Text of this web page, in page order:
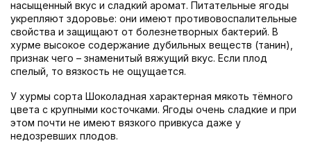
насыщенный вкус и сладкий аромат. Питательные ягоды
укрепляют здоровье: они имеют противовоспалительные
свойства и защищают от болезнетворных бактерий. В
хурме высокое содержание дубильных веществ (танин),
признак чего – знаменитый вяжущий вкус. Если плод
спелый, то вязкость не ощущается.
У хурмы сорта Шоколадная характерная мякоть тёмного
цвета с крупными косточками. Ягоды очень сладкие и при
этом почти не имеют вязкого привкуса даже у
недозревших плодов.